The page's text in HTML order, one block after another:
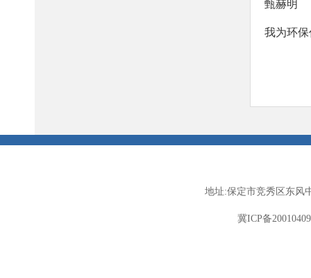
甄赫明
我为环
地址:保定市竞秀区东风
冀ICP备